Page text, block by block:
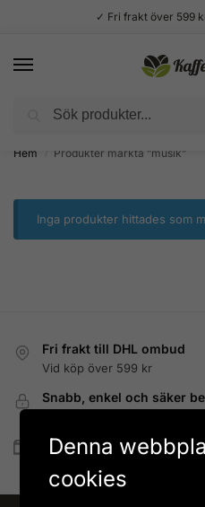
✓ Fri frakt över 599
Välsmakande vardagslyx –
Hem Produkter märkta ”musik”
Inga produkter hittades som
Fri frakt till DHL ombud
Vid köp över 599 kr
Snabb, enkel och säker
Snabb leverans
Lagervaror skickas vanligtvis
Denna
cookies